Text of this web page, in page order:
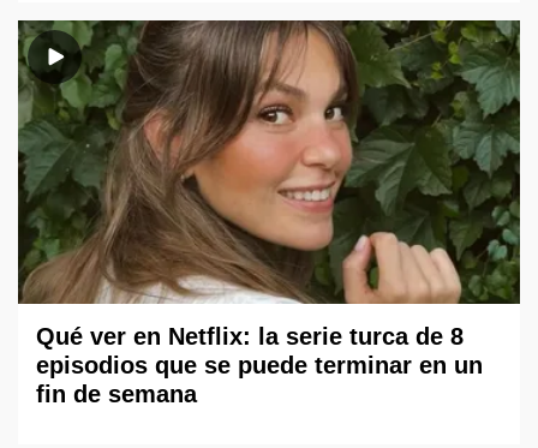
Qué ver en Netflix: la serie turca de 8
episodios que se puede terminar en un
fin de semana